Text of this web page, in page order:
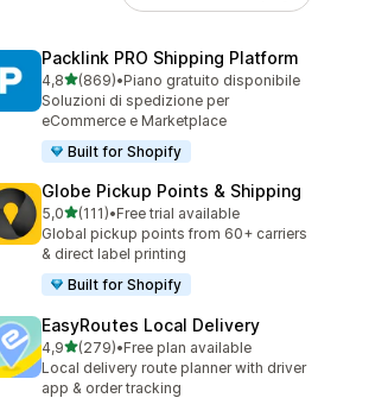
Packlink PRO Shipping Platform
4,8stelle su 5
(869)
869 recensioni totali
•Piano gratuito disponibile
Soluzioni di spedizione per
eCommerce e Marketplace
Built for Shopify
Globe Pickup Points & Shipping
5,0stelle su 5
(111)
111 recensioni totali
•Free trial available
Global pickup points from 60+ carriers
& direct label printing
Built for Shopify
EasyRoutes Local Delivery
4,9stelle su 5
(279)
279 recensioni totali
•Free plan available
Local delivery route planner with driver
app & order tracking